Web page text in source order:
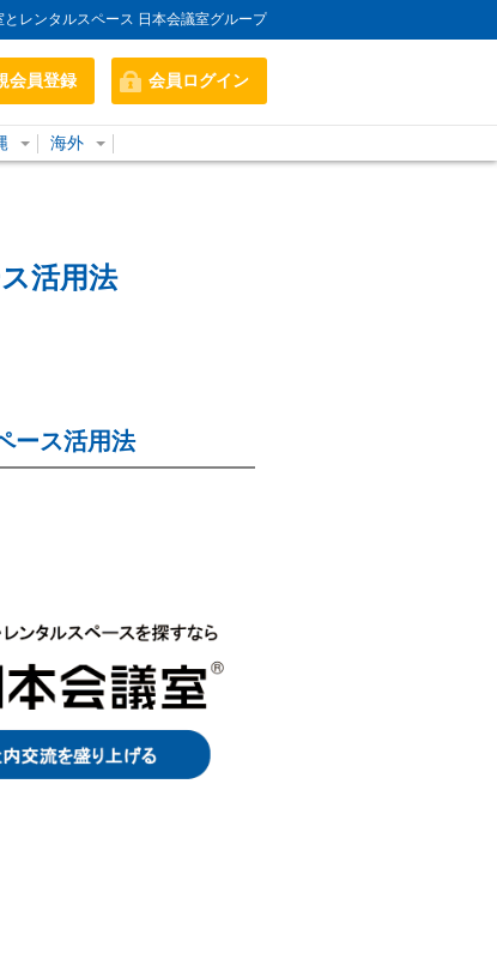
とレンタルスペース 日本会議室グループ
会員登録 会員ログイン
海外
活用法
ース活用法